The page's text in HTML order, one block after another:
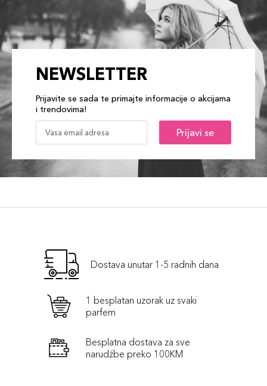
NEWSLETTER
Prijavite se sada te primajte informacije o akcijama
i trendovima!
Prijavi se
Dostava unutar 1-5 radnih dana
1 besplatan uzorak uz svaki
parfem
Besplatna dostava za sve
narudźbe preko 100KM